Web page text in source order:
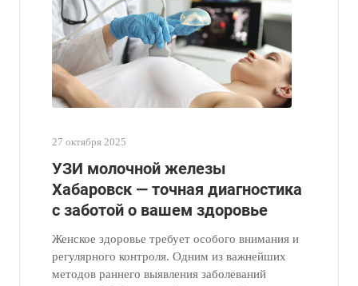
27 октября 2025
УЗИ молочной железы
Хабаровск — точная диагностика
с заботой о вашем здоровье
Женское здоровье требует особого внимания и
регулярного контроля. Одним из важнейших
методов раннего выявления заболеваний